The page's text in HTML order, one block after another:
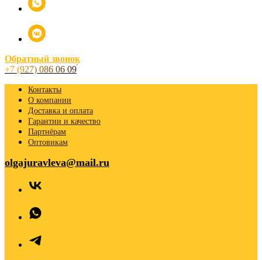
Обратный звонок
+7 (927) 086 06 09
Контакты
О компании
Доставка и оплата
Гарантии и качество
Партнёрам
Оптовикам
olgajuravleva@mail.ru